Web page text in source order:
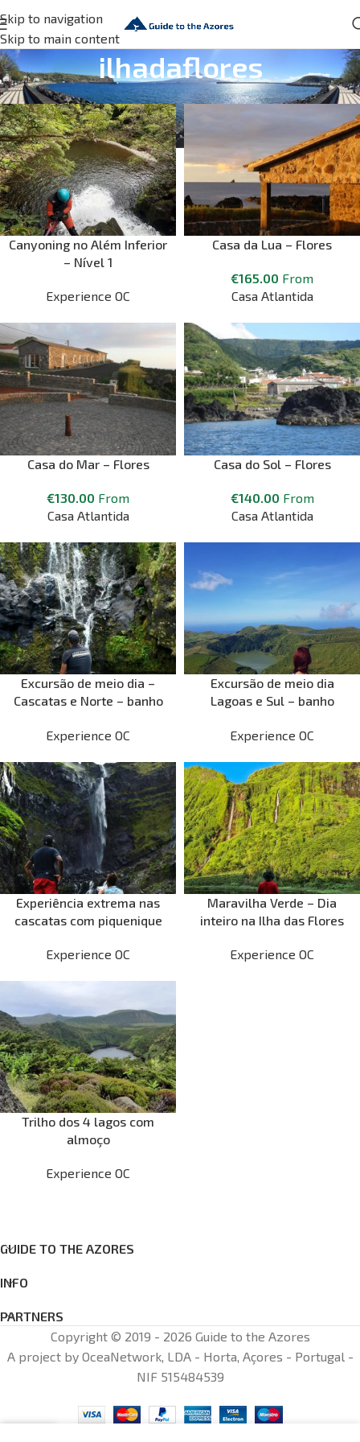
Skip to navigation
Skip to main content
ilhadaflores
Canyoning no Além Inferior
– Nível 1
Experience OC
Casa da Lua – Flores
€165.00 From
Casa Atlantida
Casa do Mar – Flores
€130.00 From
Casa Atlantida
Casa do Sol – Flores
€140.00 From
Casa Atlantida
Excursão de meio dia –
Cascatas e Norte – banho
Bacalhau
Experience OC
Excursão de meio dia
Lagoas e Sul – banho
Experience OC
Experiência extrema nas
cascatas com piquenique
Experience OC
Maravilha Verde – Dia
inteiro na Ilha das Flores
Experience OC
Trilho dos 4 lagos com
almoço
Experience OC
GUIDE TO THE AZORES
INFO
PARTNERS
Copyright © 2019 - 2026 Guide to the Azores
A project by OceaNetwork, LDA - Horta, Açores - Portugal -
NIF 515484539